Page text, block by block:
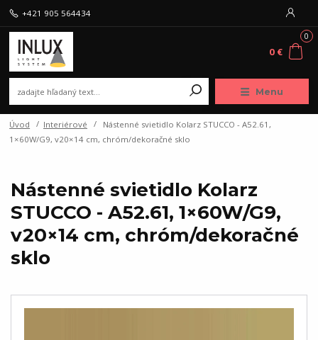
Menu
+421 905 564434
0
0 €
Úvod Interiérové
Nástenné svietidlo Kolarz STUCCO - A52.61,
1×60W/G9, v20×14 cm, chróm/dekoračné sklo
Nástenné svietidlo Kolarz
STUCCO - A52.61, 1×60W/G9,
v20×14 cm, chróm/dekoračné
sklo